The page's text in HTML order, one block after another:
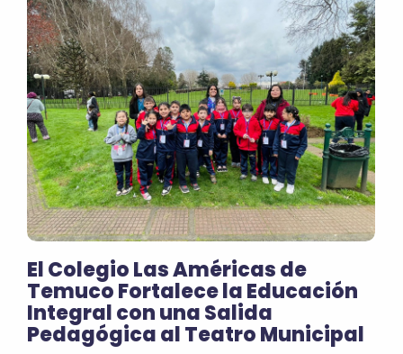
El Colegio Las Américas de
Temuco Fortalece la Educación
Integral con una Salida
Pedagógica al Teatro Municipal